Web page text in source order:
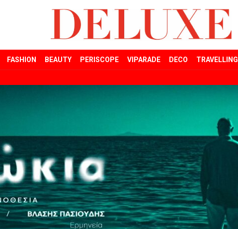
FASHION BEAUTY PERISCOPE VIPARADE DECO TRAVELLING